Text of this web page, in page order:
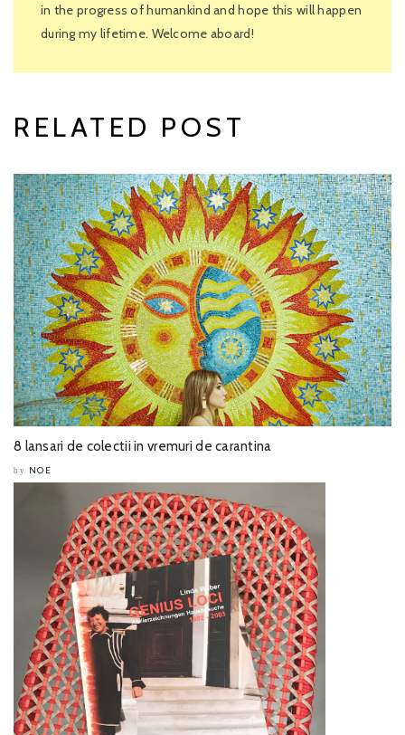
in the progress of humankind and hope this will happen
during my lifetime. Welcome aboard!
RELATED POST
8 lansari de colectii in vremuri de carantina
by NOE